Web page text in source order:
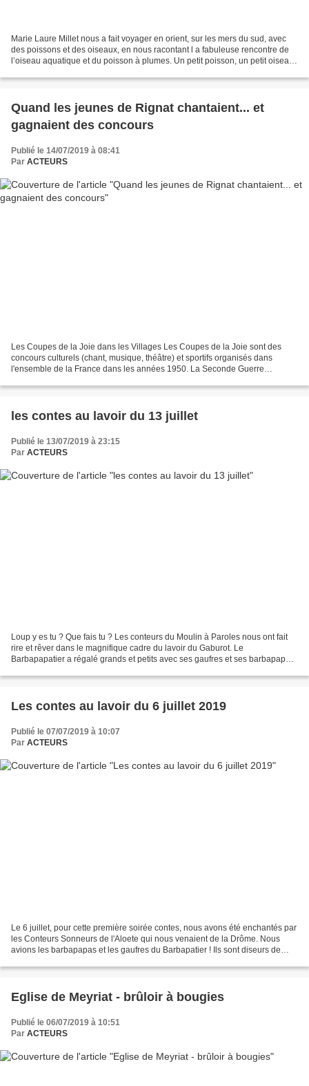
Marie Laure Millet nous a fait voyager en orient, sur les mers du sud, avec
des poissons et des oiseaux, en nous racontant l a fabuleuse rencontre de
l’oiseau aquatique et du poisson à plumes. Un petit poisson, un petit oiseau
Quand les jeunes de Rignat chantaient... et
gagnaient des concours
Publié le 14/07/2019 à 08:41
Par ACTEURS
Les Coupes de la Joie dans les Villages Les Coupes de la Joie sont des
concours culturels (chant, musique, théâtre) et sportifs organisés dans
l'ensemble de la France dans les années 1950. La Seconde Guerre
les contes au lavoir du 13 juillet
Publié le 13/07/2019 à 23:15
Par ACTEURS
Loup y es tu ? Que fais tu ? Les conteurs du Moulin à Paroles nous ont fait
rire et rêver dans le magnifique cadre du lavoir du Gaburot. Le
Barbapapatier a régalé grands et petits avec ses gaufres et ses barbapapas.
Les contes au lavoir du 6 juillet 2019
Publié le 07/07/2019 à 10:07
Par ACTEURS
Le 6 juillet, pour cette première soirée contes, nous avons été enchantés par
les Conteurs Sonneurs de l'Aloete qui nous venaient de la Drôme. Nous
avions les barbapapas et les gaufres du Barbapatier ! Ils sont diseurs de
Eglise de Meyriat - brûloir à bougies
Publié le 06/07/2019 à 10:51
Par ACTEURS